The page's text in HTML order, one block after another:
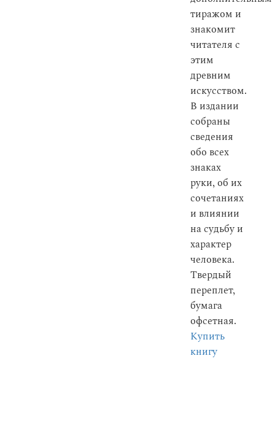
тиражом и
знакомит
читателя с
этим
древним
искусством.
В издании
собраны
сведения
обо всех
знаках
руки, об их
сочетаниях
и влиянии
на судьбу и
характер
человека.
Твердый
переплет,
бумага
офсетная.
Купить
книгу